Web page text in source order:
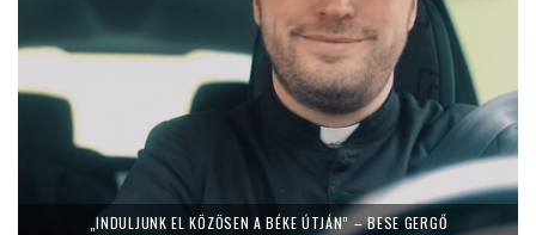
„INDULJUNK EL KÖZÖSEN A BÉKE ÚTJÁN” – BESE GERGŐ